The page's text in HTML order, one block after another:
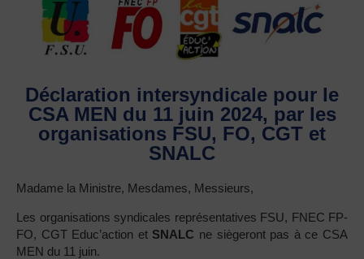
Déclaration intersyndicale pour le
CSA MEN du 11 juin 2024, par les
organisations FSU, FO, CGT et
SNALC
Madame la Ministre, Mesdames, Messieurs,
Les organisations syndicales représentatives FSU, FNEC FP-
FO, CGT Educ’action et SNALC ne siègeront pas à ce CSA
MEN du 11 juin.